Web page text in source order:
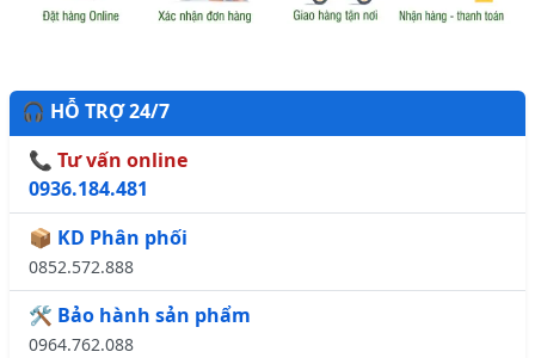
🎧 HỖ TRỢ 24/7
📞 Tư vấn online
0936.184.481
📦 KD Phân phối
0852.572.888
🛠️ Bảo hành sản phẩm
0964.762.088